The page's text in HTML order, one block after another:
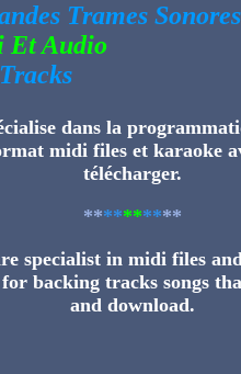
Trames Sonores
Et Audio
dans la
midi files et karaoke
télécharger.
**********
specialist in midi files
backing tracks songs
and download.